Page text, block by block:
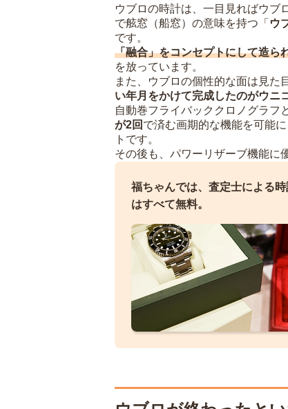
ウブロの時計は、一目見ればウブ
で舷窓（船窓）の意味を持つ「 ウ
です。
「融合」をコンセプトにして造ら
を放っています。
また、ウブロの個性的な面は見た
い年月をかけて完成したのがウニ
自動巻フライバッククロノグラフ
が2回 で済む画期的な機能を可能
トです。
その後も、パワーリザーブ機能に
福ちゃんでは、査定士による
はすべて無料。